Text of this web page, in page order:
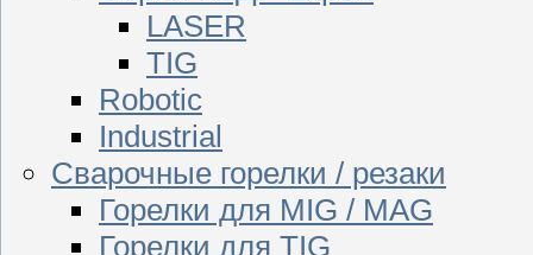
LASER
TIG
Robotic
Industrial
Сварочные горелки / резаки
Горелки для MIG / MAG
Горелки для TIG